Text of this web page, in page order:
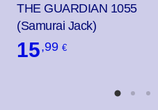
THE GUARDIAN 1055
(Samurai Jack)
15,99 €